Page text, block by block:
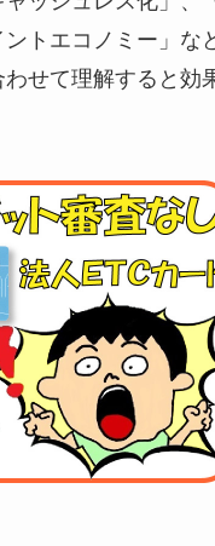
トエコノミー」な
せて理解すると効